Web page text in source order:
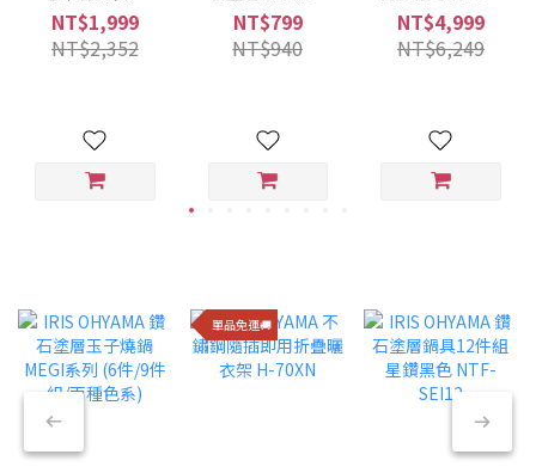
WTHR-830
NT$1,999
NT$2,352
底鍋 28CM VDI-
F28 (酒紅色)
NT$799
NT$940
旋轉布質舒適躺
椅 FACN-KHB
NT$4,999
NT$6,249
單品免運🚚